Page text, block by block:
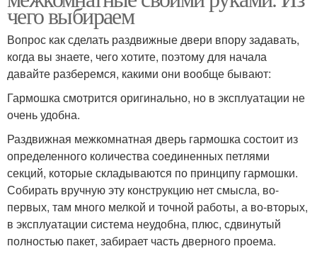
чего выбираем
Вопрос как сделать раздвижные двери впору задавать,
когда вы знаете, чего хотите, поэтому для начала
давайте разберемся, какими они вообще бывают:
Гармошка смотрится оригинально, но в эксплуатации не
очень удобна.
Раздвижная межкомнатная дверь гармошка состоит из
определенного количества соединенных петлями
секций, которые складываются по принципу гармошки.
Собирать вручную эту конструкцию нет смысла, во-
первых, там много мелкой и точной работы, а во-вторых,
в эксплуатации система неудобна, плюс, сдвинутый
полностью пакет, забирает часть дверного проема.